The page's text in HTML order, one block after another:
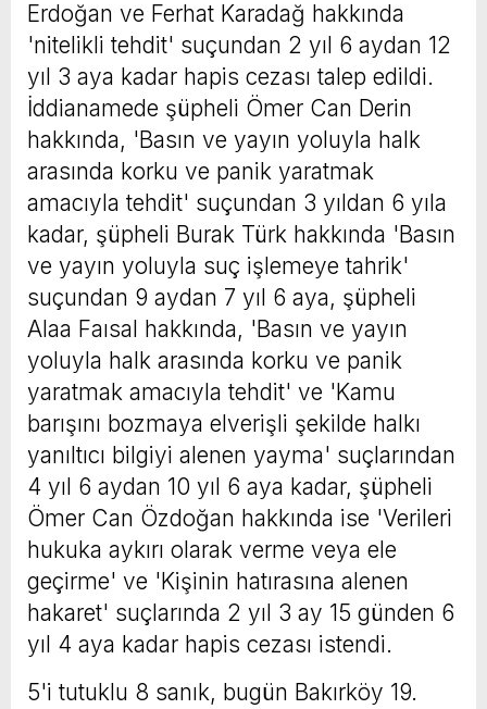
Erdoğan ve Ferhat Karadağ hakkında
'nitelikli tehdit' suçundan 2 yıl 6 aydan 12
yıl 3 aya kadar hapis cezası talep edildi.
İddianamede şüpheli Ömer Can Derin
hakkında, 'Basın ve yayın yoluyla halk
arasında korku ve panik yaratmak
amacıyla tehdit' suçundan 3 yıldan 6 yıla
kadar, şüpheli Burak Türk hakkında 'Basın
ve yayın yoluyla suç işlemeye tahrik'
suçundan 9 aydan 7 yıl 6 aya, şüpheli
Alaa Faısal hakkında, 'Basın ve yayın
yoluyla halk arasında korku ve panik
yaratmak amacıyla tehdit' ve 'Kamu
barışını bozmaya elverişli şekilde halkı
yanıltıcı bilgiyi alenen yayma' suçlarından
4 yıl 6 aydan 10 yıl 6 aya kadar, şüpheli
Ömer Can Özdoğan hakkında ise 'Verileri
hukuka aykırı olarak verme veya ele
geçirme' ve 'Kişinin hatırasına alenen
hakaret' suçlarında 2 yıl 3 ay 15 günden 6
yıl 4 aya kadar hapis cezası istendi.
5'i tutuklu 8 sanık, bugün Bakırköy 19.